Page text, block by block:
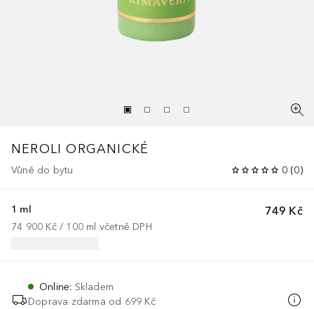
NEROLI ORGANICKÉ
Vůně do bytu 0 (0)
749 Kč
1 ml
74 900 Kč / 100 ml včetně DPH
Online: Skladem
Doprava zdarma od 699 Kč